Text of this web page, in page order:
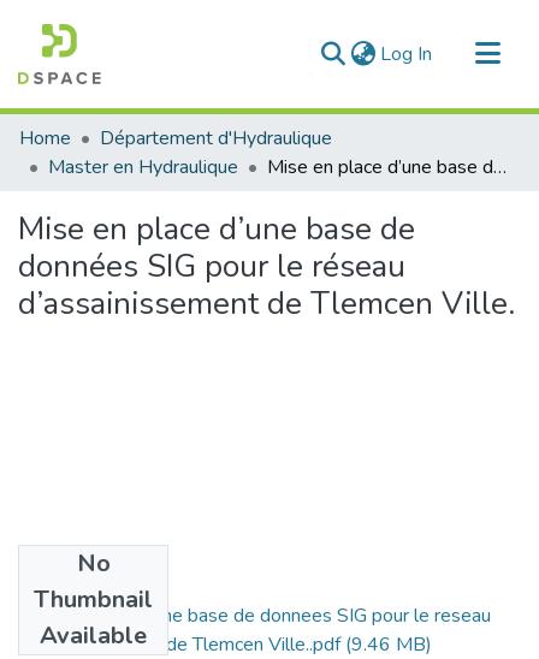
Log In (current)
Communities & Collections
All of DSpace
Home
Département d'Hydraulique
Master en Hydraulique
Mise en place d’une base de données SIG pour le réseau d’assainissement de Tlemcen Ville.
Mise en place d’une base de
données SIG pour le réseau
d’assainissement de Tlemcen Ville.
No
Thumbnail
Available
Mise en place d’une base de donnees SIG pour le reseau
d’assainissement de Tlemcen Ville..pdf(9.46 MB)